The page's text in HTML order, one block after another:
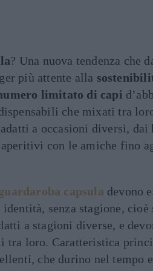
? Una nuova tendenza che
più attente alla
limitato di capi
che mixati tra
a occasioni diversi, dai
con le amiche fino
capsula devono
senza stagione, cioè
a stagioni diverse, e
tra loro. Caratteristica
che durino nel tempo